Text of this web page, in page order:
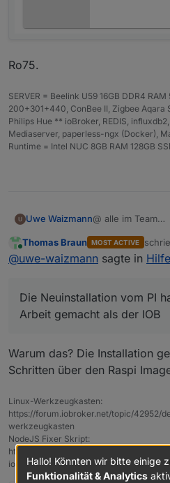
Ro75.
SERVER = Beelink U59 16GB DDR4
200+301+440, ConBee II, Zigbee Aqara
Philips Hue ** ioBroker, REDIS,
Mediaserver, paperless-ngx (Docker),
Runtime = Intel NUC 8GB RAM 128GB
Uwe Waizmann@ alle im Team
Habe iobroker
aber ein Backup
Der Restore hat
wurde zurück
ersparen
Kommentare.
Ich hatte mit viel
ist wieder da.
PS: Backup war
Sonntag, wo die
Wo kann ich jetzt
node Version gibt?
Vielen herzlichen
mit mir und für
Thomas Braun MOST ACTIVE
@uwe-waizmann sagte in
Die Neuinstallation vom PI
Arbeit gemacht als der IOB
Warum das? Die Installation
Schritten über den Raspi
Linux-Werkzeugkasten:
https://forum.iobroker.net/topic/42952/
werkzeugkasten
NodeJS Fixer Skript:
https://forum.iobroker.net/topic/68035/
iob_diag: curl -sLf -o diag.shhttps://
Hallo! Könnten wir bitte einige
Funktionalität & Analytics